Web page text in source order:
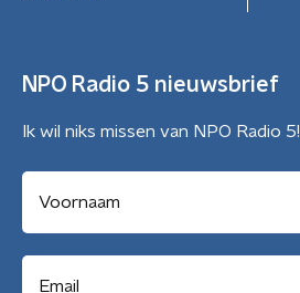
NPO Radio 5 nieuwsbrief
Ik wil niks missen van NPO Radio 5!